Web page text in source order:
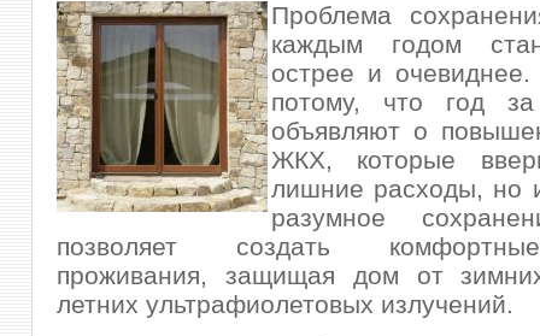
Проблема
каждым годом
острее и
потому, что год
объявляют о
ЖКХ, которые
лишние расходы, но
разумное
позволяет создать
проживания, защищая дом от
летних ультрафиолетовых излучений.